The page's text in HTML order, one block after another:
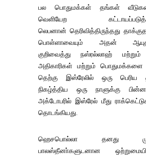
பல பொதுமக்கள் தங்கள்
வெளியேற
லெபனான் தெரிவித்திருந்தது
பொள்ளாவையும் அதன்
குறிவைத்து நஸ்ரல்லாஹ்
அதிகாரிகள் மற்றும்
தெற்கு இஸ்ரேலில் ஒரு பெரிய
நிகழ்த்திய ஒரு நாளுக்கு
அக்டோபரில் இஸ்ரேல் மீது
தொடங்கியது.
ஹெசபொல்லா தனது
பாலஸ்தீனா்களுடனான